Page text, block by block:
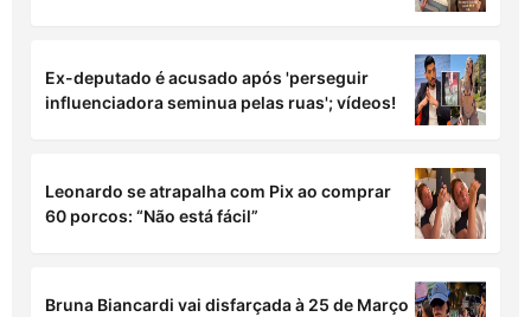
Ex-deputado é acusado após 'perseguir
influenciadora seminua pelas ruas'; vídeos!
Leonardo se atrapalha com Pix ao comprar
60 porcos: “Não está fácil”
Bruna Biancardi vai disfarçada à 25 de Março